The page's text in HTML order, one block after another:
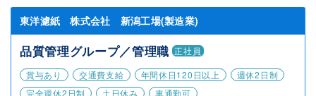
東洋濾紙 株式会社 新潟工場(製造業)
品質管理グループ／管理職 正社員
賞与あり
交通費支給 年間休日120日以上
週休2日制
完全週休2日制
土日休み 車通勤可